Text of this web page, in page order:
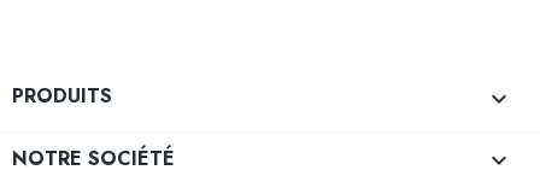
PRODUITS 
NOTRE SOCIÉTÉ 